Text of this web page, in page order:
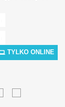
TYLKO ONLINE